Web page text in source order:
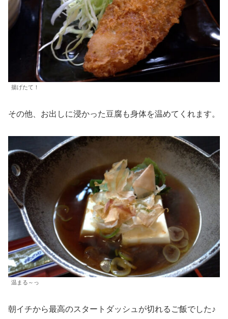
揚げたて！
その他、お出しに浸かった豆腐も身体を温めてくれます。
温まる～っ
朝イチから最高のスタートダッシュが切れるご飯でした♪